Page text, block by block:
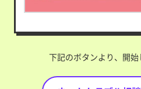
下記のボタンより、開始